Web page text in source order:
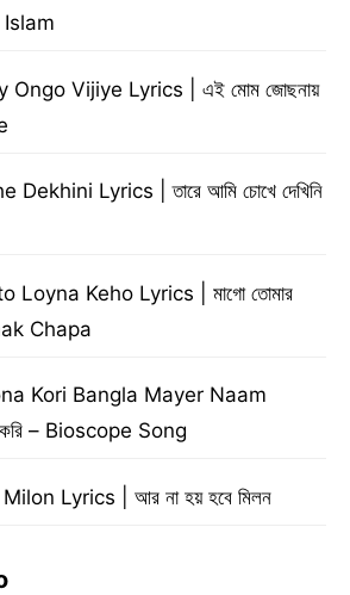
Islam
Vijiye Lyrics | এই মোম জোছনায়
Lyrics | তারে আমি চোখে দেখিনি
Loyna Keho Lyrics | মাগো তোমার
Chapa
Kori Bangla Mayer Naam
করি – Bioscope Song
Lyrics | আর না হয় হবে মিলন